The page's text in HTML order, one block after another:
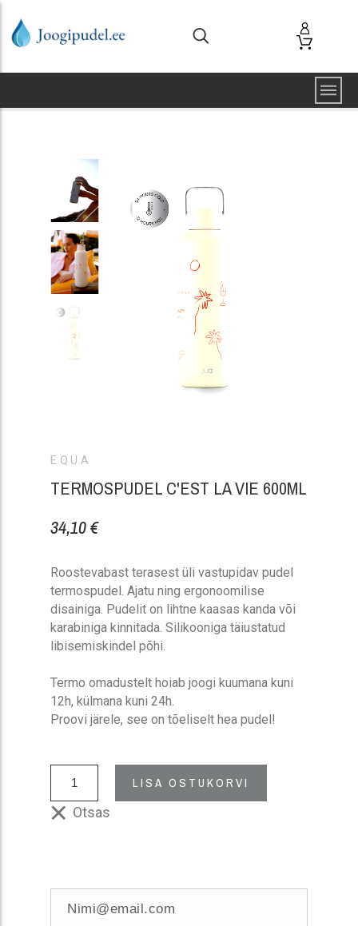
EQUA
TERMOSPUDEL C'EST LA VIE 600ML
34,10 €
Roostevabast terasest üli vastupidav pudel
termospudel. Ajatu ning ergonoomilise
disainiga. Pudelit on lihtne kaasas kanda või
karabiniga kinnitada. Silikooniga täiustatud
libisemiskindel põhi.
Termo omadustelt hoiab joogi kuumana kuni
12h, külmana kuni 24h.
Proovi järele, see on tõeliselt hea pudel!
LISA OSTUKORVI
Otsas